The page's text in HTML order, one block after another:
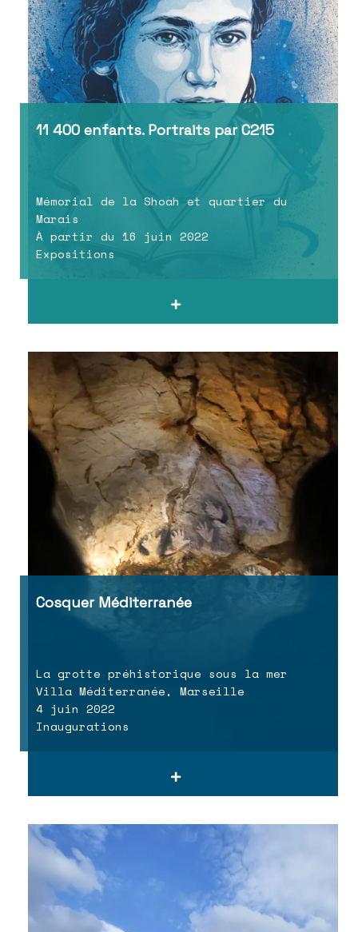
11 400 enfants. Portraits par C215
Mémorial de la Shoah et quartier du
Marais
À partir du 16 juin 2022
Expositions
Cosquer Méditerranée
La grotte préhistorique sous la mer
Villa Méditerranée, Marseille
4 juin 2022
Inaugurations